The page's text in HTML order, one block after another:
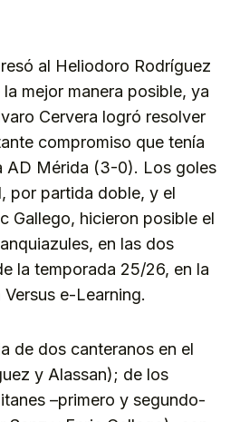
al Heliodoro Rodríguez
mejor manera posible, ya
Cervera logró resolver
compromiso que tenía
AD Mérida (3-0). Los goles
por partida doble, y el
Gallego, hicieron posible el
en las dos
la temporada 25/26, en la
e-Learning.
de dos canteranos en el
y Alassan); de los
–primero y segundo-